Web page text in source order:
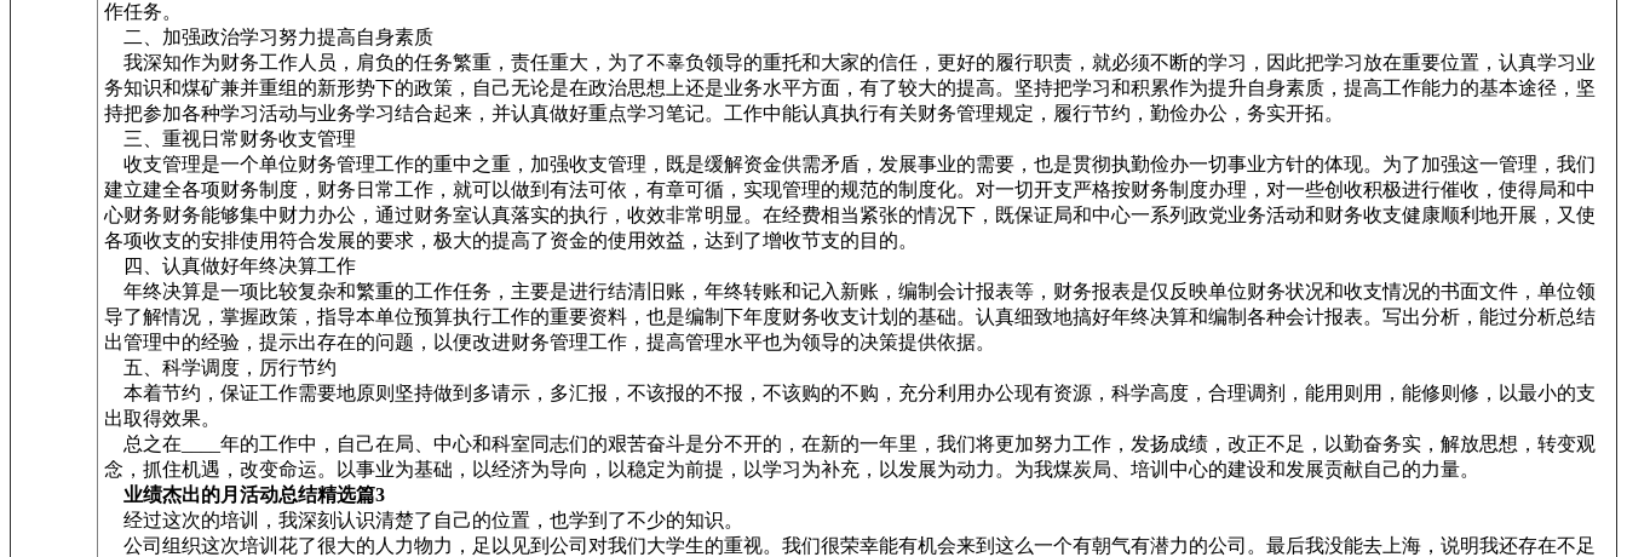
作任务。
二、加强政治学习努力提高自身素质
我深知作为财务工作人员，肩负的任务繁重，责任重大，为了不辜负领导的重托和大家的信任，更好的履行职责，就必须不断的学习，因此把学习放在重要位置，认真学习业
务知识和煤矿兼并重组的新形势下的政策，自己无论是在政治思想上还是业务水平方面，有了较大的提高。坚持把学习和积累作为提升自身素质，提高工作能力的基本途径，坚
持把参加各种学习活动与业务学习结合起来，并认真做好重点学习笔记。工作中能认真执行有关财务管理规定，履行节约，勤俭办公，务实开拓。
三、重视日常财务收支管理
收支管理是一个单位财务管理工作的重中之重，加强收支管理，既是缓解资金供需矛盾，发展事业的需要，也是贯彻执勤俭办一切事业方针的体现。为了加强这一管理，我们
建立建全各项财务制度，财务日常工作，就可以做到有法可依，有章可循，实现管理的规范的制度化。对一切开支严格按财务制度办理，对一些创收积极进行催收，使得局和中
心财务财务能够集中财力办公，通过财务室认真落实的执行，收效非常明显。在经费相当紧张的情况下，既保证局和中心一系列政党业务活动和财务收支健康顺利地开展，又使
各项收支的安排使用符合发展的要求，极大的提高了资金的使用效益，达到了增收节支的目的。
四、认真做好年终决算工作
年终决算是一项比较复杂和繁重的工作任务，主要是进行结清旧账，年终转账和记入新账，编制会计报表等，财务报表是仅反映单位财务状况和收支情况的书面文件，单位领
导了解情况，掌握政策，指导本单位预算执行工作的重要资料，也是编制下年度财务收支计划的基础。认真细致地搞好年终决算和编制各种会计报表。写出分析，能过分析总结
出管理中的经验，提示出存在的问题，以便改进财务管理工作，提高管理水平也为领导的决策提供依据。
五、科学调度，厉行节约
本着节约，保证工作需要地原则坚持做到多请示，多汇报，不该报的不报，不该购的不购，充分利用办公现有资源，科学高度，合理调剂，能用则用，能修则修，以最小的支
出取得效果。
总之在____年的工作中，自己在局、中心和科室同志们的艰苦奋斗是分不开的，在新的一年里，我们将更加努力工作，发扬成绩，改正不足，以勤奋务实，解放思想，转变观
念，抓住机遇，改变命运。以事业为基础，以经济为导向，以稳定为前提，以学习为补充，以发展为动力。为我煤炭局、培训中心的建设和发展贡献自己的力量。
业绩杰出的月活动总结精选篇3
经过这次的培训，我深刻认识清楚了自己的位置，也学到了不少的知识。
公司组织这次培训花了很大的人力物力，足以见到公司对我们大学生的重视。我们很荣幸能有机会来到这么一个有朝气有潜力的公司。最后我没能去上海，说明我还存在不足